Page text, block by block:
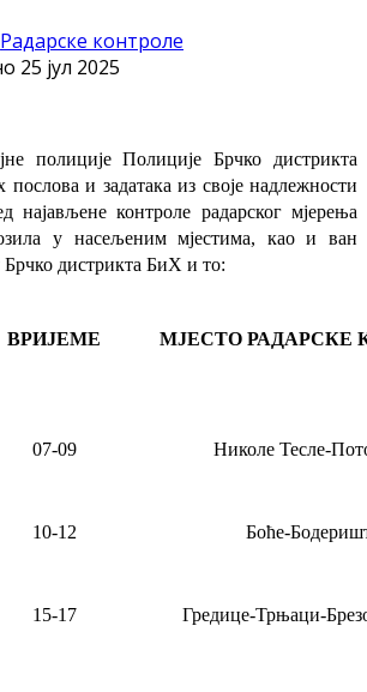
Радарске контроле
25 јул 2025
полиције Полиције Брчко дистрикта
и задатака из своје надлежности
најављене контроле радарског мјерења
у насељеним мјестима, као и ван
Брчко дистрикта БиХ и то:
ВРИЈЕМЕ МЈЕСТО РАДАРСКЕ
07-09 Николе Тесле-
10-12 Боће-
15-17 Гредице-Трњаци-